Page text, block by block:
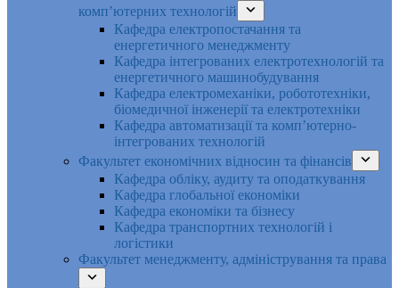
комп’ютерних технологій
Кафедра електропостачання та
енергетичного менеджменту
Кафедра інтегрованих електротехнологій та
енергетичного машинобудування
Кафедра електромеханіки, робототехніки,
біомедичної інженерії та електротехніки
Кафедра автоматизації та комп’ютерно-
інтегрованих технологій
Факультет економічних відносин та фінансів
Кафедра обліку, аудиту та оподаткування
Кафедра глобальної економіки
Кафедра економіки та бізнесу
Кафедра транспортних технологій і
логістики
Факультет менеджменту, адміністрування та права